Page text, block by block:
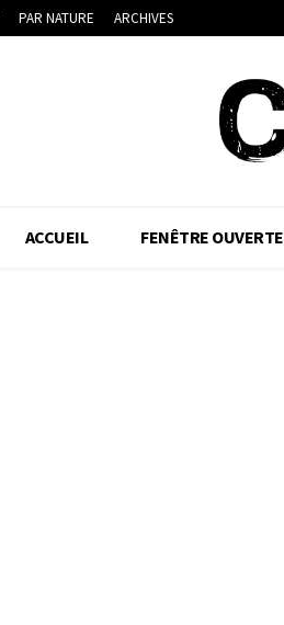
PAR NATURE ARCHIVES
ACCUEIL FENÊTRE OUVERTE